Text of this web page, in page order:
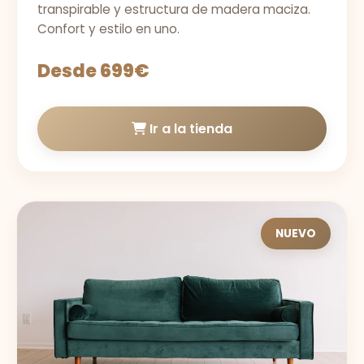
transpirable y estructura de madera maciza.
Confort y estilo en uno.
Desde 699€
Ir a la tienda
NUEVO